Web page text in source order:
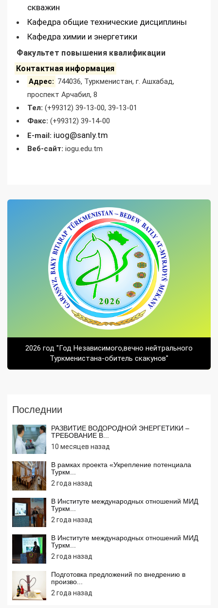
скважин
Кафедра общие технические дисциплины
Кафедра химии и энергетики
Факультет повышения квалификации
Контактная информация
Адрес: 744036, Туркменистан, г. Ашхабад,
проспект Арчабил, 8
Тел: (+99312) 39-13-00, 39-13-01
Факс: (+99312) 39-14-00
E-mail: iuog@sanly.tm
Веб-сайт: iogu.edu.tm
2026 год "Год Независимого,вечно нейтрального
Туркменистана-обитель скакунов"
Последнии
РАЗВИТИЕ ВОДОРОДНОЙ ЭНЕРГЕТИКИ –
ТРЕБОВАНИЕ В...
10 месяцев назад
В рамках проекта «Укрепление потенциала
Туркм...
2 года назад
В Институте международных отношений МИД
Туркм...
2 года назад
В Институте международных отношений МИД
Туркм...
2 года назад
Подготовка предложений по внедрению в
произво...
2 года назад